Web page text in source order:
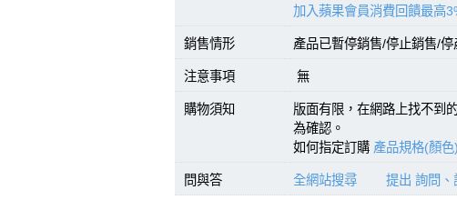
加入蘋果會員消費回饋最高
銷售情形 產品已暫停銷售/停止銷售/停
注意事項 無
購物須知 版面有限，在網路上找不到
為確認。
如何指定訂購 產品規格(顏色)
問與答 全網站搜尋 提出 詢問、